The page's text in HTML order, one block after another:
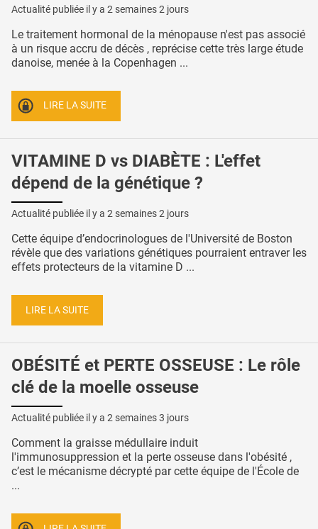
Actualité publiée il y a 2 semaines 2 jours
Le traitement hormonal de la ménopause n'est pas associé
à un risque accru de décès , reprécise cette très large étude
danoise, menée à la Copenhagen ...
LIRE LA SUITE
VITAMINE D vs DIABÈTE : L'effet
dépend de la génétique ?
Actualité publiée il y a 2 semaines 2 jours
Cette équipe d’endocrinologues de l'Université de Boston
révèle que des variations génétiques pourraient entraver les
effets protecteurs de la vitamine D ...
LIRE LA SUITE
OBÉSITÉ et PERTE OSSEUSE : Le rôle
clé de la moelle osseuse
Actualité publiée il y a 2 semaines 3 jours
Comment la graisse médullaire induit
l'immunosuppression et la perte osseuse dans l'obésité ,
c’est le mécanisme décrypté par cette équipe de l'École de
...